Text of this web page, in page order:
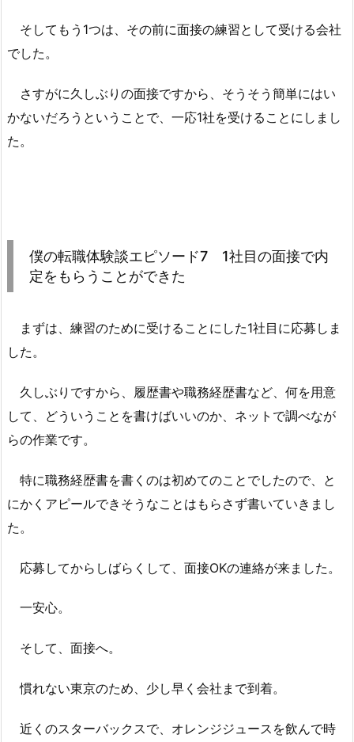
そしてもう1つは、その前に面接の練習として受ける会社
でした。
さすがに久しぶりの面接ですから、そうそう簡単にはい
かないだろうということで、一応1社を受けることにしまし
た。
僕の転職体験談エピソード7 1社目の面接で内
定をもらうことができた
まずは、練習のために受けることにした1社目に応募しま
した。
久しぶりですから、履歴書や職務経歴書など、何を用意
して、どういうことを書けばいいのか、ネットで調べなが
らの作業です。
特に職務経歴書を書くのは初めてのことでしたので、と
にかくアピールできそうなことはもらさず書いていきまし
た。
応募してからしばらくして、面接OKの連絡が来ました。
一安心。
そして、面接へ。
慣れない東京のため、少し早く会社まで到着。
近くのスターバックスで、オレンジジュースを飲んで時